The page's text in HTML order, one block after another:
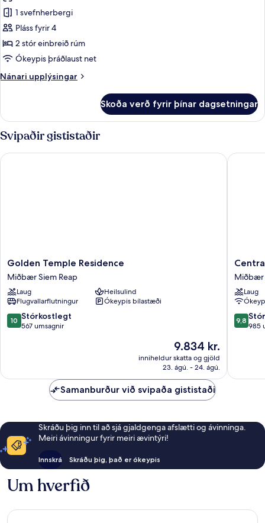
Premier-
svíta
1 svefnherbergi
Pláss fyrir 4
2 stór einbreið rúm
Ókeypis þráðlaust net
Nánari upplýsingar
Nánari
svíta
Skoða verð fyrir þínar dagsetningar
Svipaðir gististaðir
Golden
Temple
Residence
Miðbær
Siem
Reap
Golden Temple Residence
Miðbær Siem Reap
Laug
Heilsulind
Flugvallarflutningur
Ókeypis bílastæði
10.0
af
10 Stórkostlegt
567 umsagnir
Verðið
er
9.834 kr.
9.834 kr.
inniheldur skatta og gjöld
23. ágú. - 24. ágú.
Golden Temple Residence
Central
Suite
Miðbær
Siem
Reap
Miðbær
Laug
9.8
af
9,8
985
Central
Samanburður við svipaða gististaði
Skráðu þig inn til að sjá gjaldgenga afslætti og ávinninga.
Meiri ávinningur fyrir meiri ævintýri!
Innskrá Skráðu þig, það er ókeypis
Um hverfið